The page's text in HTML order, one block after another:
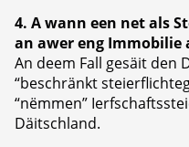
4. A wann een net als
an awer eng Immobilie
An deem Fall gesäit den
“beschränkt
“nëmmen”
Däitschland.